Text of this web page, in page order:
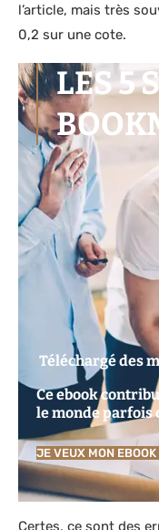
l’article, mais très
0,2 sur une cote.
LES 5
Téléchargé des
Ce ebook
le monde parfois
JE VEUX MON
Certes, ce sont des